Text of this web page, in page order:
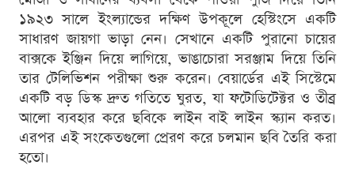
১৯২৩ সালে ইংল্যান্ডের দক্ষিণ উপকূলে হেস্টিংসে একটি
সাধারণ জায়গা ভাড়া নেন। সেখানে একটি পুরানো চায়ের
বাক্সকে ইঞ্জিন দিয়ে লাগিয়ে, ভাঙাচোরা সরঞ্জাম দিয়ে তিনি
তার টেলিভিশন পরীক্ষা শুরু করেন। বেয়ার্ডের এই সিস্টেমে
একটি বড় ডিস্ক দ্রুত গতিতে ঘুরত, যা ফটোডিটেক্টর ও তীব্র
আলো ব্যবহার করে ছবিকে লাইন বাই লাইন স্ক্যান করত।
এরপর এই সংকেতগুলো প্রেরণ করে চলমান ছবি তৈরি করা
হতো।